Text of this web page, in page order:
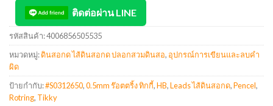
ติดต่อผ่าน LINE
รหัสสินค้า:4006856505535
หมวดหมู่:ดินสอกด ไส้ดินสอกด ปลอกสวมดินสอ, อุปกรณ์การเขียนและลบคำ
ผิด
ป้ายกำกับ:#S0312650,0.5mm ร๊อตตริ้ง ทิกกี้,HB,Leads ไส้ดินสอกด,Pencel,
Rotring, Tikky